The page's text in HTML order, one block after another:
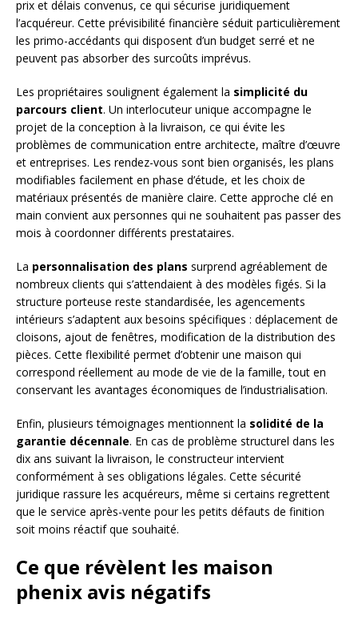
prix et délais convenus, ce qui sécurise juridiquement
l’acquéreur. Cette prévisibilité financière séduit particulièrement
les primo-accédants qui disposent d’un budget serré et ne
peuvent pas absorber des surcoûts imprévus.
Les propriétaires soulignent également la simplicité du
parcours client. Un interlocuteur unique accompagne le
projet de la conception à la livraison, ce qui évite les
problèmes de communication entre architecte, maître d’œuvre
et entreprises. Les rendez-vous sont bien organisés, les plans
modifiables facilement en phase d’étude, et les choix de
matériaux présentés de manière claire. Cette approche clé en
main convient aux personnes qui ne souhaitent pas passer des
mois à coordonner différents prestataires.
La personnalisation des plans surprend agréablement de
nombreux clients qui s’attendaient à des modèles figés. Si la
structure porteuse reste standardisée, les agencements
intérieurs s’adaptent aux besoins spécifiques : déplacement de
cloisons, ajout de fenêtres, modification de la distribution des
pièces. Cette flexibilité permet d’obtenir une maison qui
correspond réellement au mode de vie de la famille, tout en
conservant les avantages économiques de l’industrialisation.
Enfin, plusieurs témoignages mentionnent la solidité de la
garantie décennale. En cas de problème structurel dans les
dix ans suivant la livraison, le constructeur intervient
conformément à ses obligations légales. Cette sécurité
juridique rassure les acquéreurs, même si certains regrettent
que le service après-vente pour les petits défauts de finition
soit moins réactif que souhaité.
Ce que révèlent les maison
phenix avis négatifs